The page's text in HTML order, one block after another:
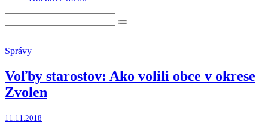
Správy
Voľby starostov: Ako volili obce v okrese
Zvolen
11.11.2018